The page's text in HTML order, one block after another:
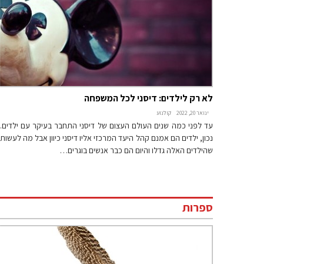
לא רק לילדים: דיסני לכל המשפחה
ינואר 20, 2022 קולנוע
עד לפני כמה שנים העולם העצום של דיסני התחבר בעיקר עם ילדים.
נכון, ילדים הם אמנם קהל היעד המרכזי אליו דיסני כיוון אבל מה לעשות
שהילדים האלה גדלו והיום הם כבר אנשים בוגרים…
ספרות